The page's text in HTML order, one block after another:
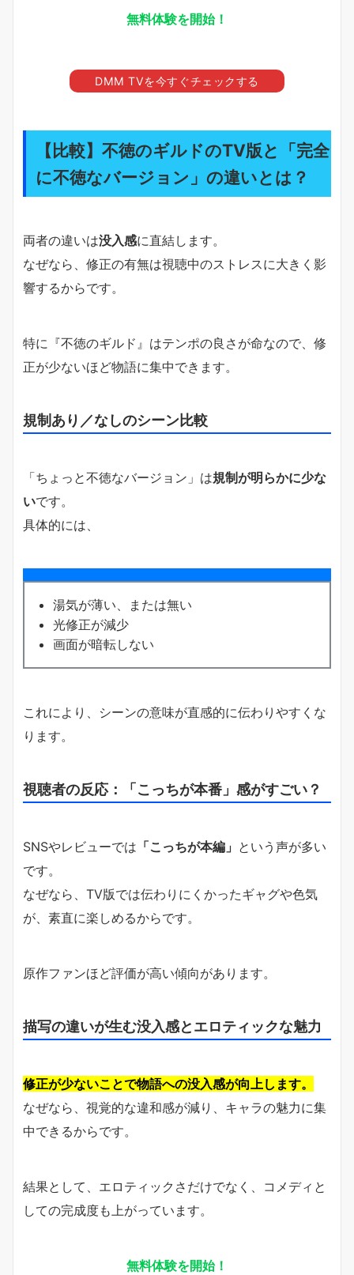
無料体験を開始！
DMM TVを今すぐチェックする
【比較】不徳のギルドのTV版と「完全
に不徳なバージョン」の違いとは？
両者の違いは没入感に直結します。
なぜなら、修正の有無は視聴中のストレスに大きく影
響するからです。
特に『不徳のギルド』はテンポの良さが命なので、修
正が少ないほど物語に集中できます。
規制あり／なしのシーン比較
「ちょっと不徳なバージョン」は規制が明らかに少な
いです。
具体的には、
湯気が薄い、または無い
光修正が減少
画面が暗転しない
これにより、シーンの意味が直感的に伝わりやすくな
ります。
視聴者の反応：「こっちが本番」感がすごい？
SNSやレビューでは 「こっちが本編」 という声が多い
です。
なぜなら、TV版では伝わりにくかったギャグや色気
が、素直に楽しめるからです。
原作ファンほど評価が高い傾向があります。
描写の違いが生む没入感とエロティックな魅力
修正が少ないことで物語への没入感が向上します。
なぜなら、視覚的な違和感が減り、キャラの魅力に集
中できるからです。
結果として、エロティックさだけでなく、コメディと
しての完成度も上がっています。
無料体験を開始！